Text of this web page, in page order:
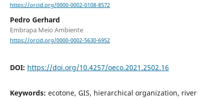
https://orcid.org/0000-0002-0108-8572
Pedro Gerhard
Embrapa Meio Ambiente
https://orcid.org/0000-0002-5630-6952
DOI: https://doi.org/10.4257/oeco.2021.2502.16
Keywords: ecotone, GIS, hierarchical organization, river